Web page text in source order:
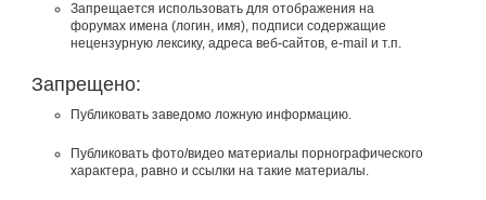
Запрещается использовать для отображения на
форумах имена (логин, имя), подписи содержащие
нецензурную лексику, адреса веб-сайтов, e-mail и т.п.
Запрещено:
Публиковать заведомо ложнyю инфоpмацию.
Публиковать фото/видео материалы порнографического
характера, равно и ссылки на такие материалы.